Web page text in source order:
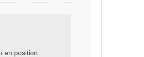
en position